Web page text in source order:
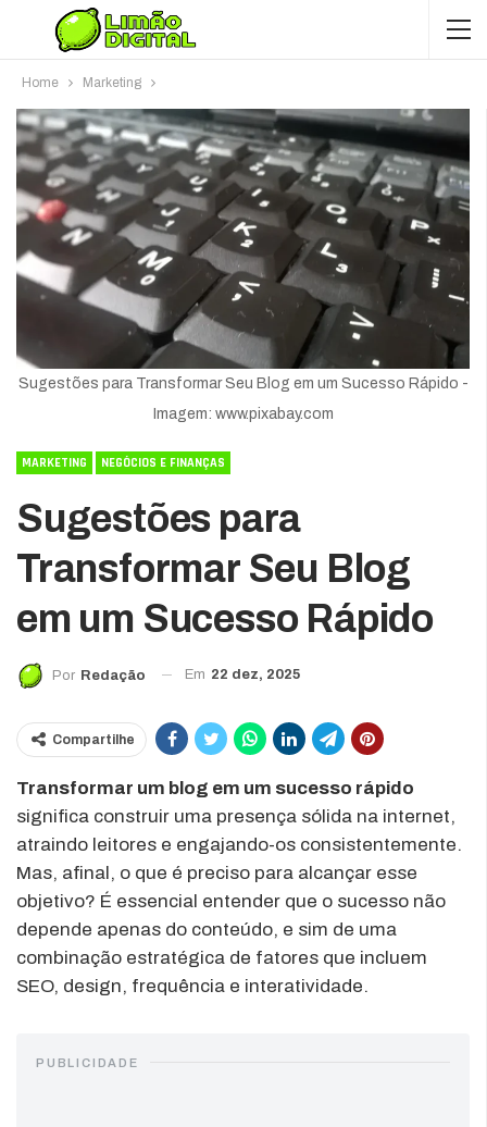
Home Marketing
Sugestões para Transformar Seu Blog em um Sucesso Rápido -
Imagem: www.pixabay.com
MARKETING NEGÓCIOS E FINANÇAS
Sugestões para
Transformar Seu Blog
em um Sucesso Rápido
Por Redação Em 22 dez, 2025
Compartilhe
Transformar um blog em um sucesso rápido
significa construir uma presença sólida na internet,
atraindo leitores e engajando-os consistentemente.
Mas, afinal, o que é preciso para alcançar esse
objetivo? É essencial entender que o sucesso não
depende apenas do conteúdo, e sim de uma
combinação estratégica de fatores que incluem
SEO, design, frequência e interatividade.
PUBLICIDADE